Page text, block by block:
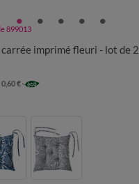
899013
imprimé fleuri - lot de 2
0,60 €